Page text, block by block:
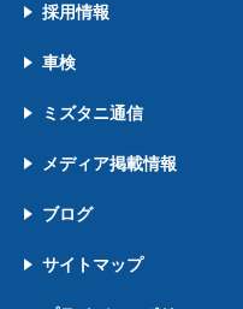
採用情報
車検
ミズタニ通信
メディア掲載情報
ブログ
サイトマップ